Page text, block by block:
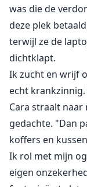
was die de
deze plek
terwijl ze de
dichtklapt.
Ik zucht en wrijf
echt
Cara straalt
gedachte. "Dan
koffers en
Ik rol met mijn
eigen